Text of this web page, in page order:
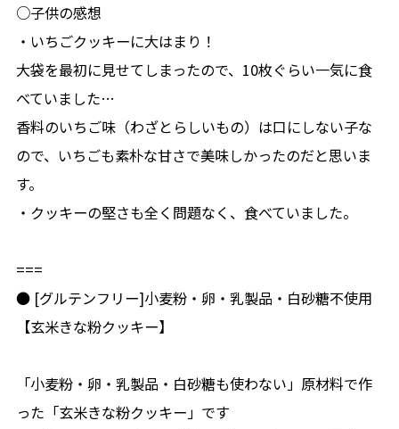
○子供の感想
・いちごクッキーに大はまり！
大袋を最初に見せてしまったので、10枚ぐらい一気に食
べていました…
香料のいちご味（わざとらしいもの）は口にしない子な
ので、いちごも素朴な甘さで美味しかったのだと思いま
す。
・クッキーの堅さも全く問題なく、食べていました。
===
● [グルテンフリー]小麦粉・卵・乳製品・白砂糖不使用
【玄米きな粉クッキー】
「小麦粉・卵・乳製品・白砂糖も使わない」原材料で作
った「玄米きな粉クッキー」です